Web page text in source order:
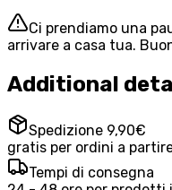
Ci prendiamo una
arrivare a casa tua.
Additional
Spedizione 9,90€
gratis per ordini a
Tempi di consegna